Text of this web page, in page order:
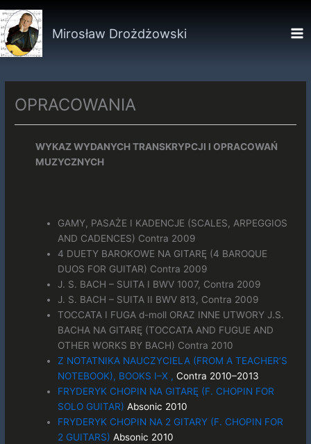
do
treści
Mirosław Drożdżowski
OPRACOWANIA
WYKAZ WYDANYCH TRANSKRYPCJI I OPRACOWAŃ
MUZYCZNYCH
GAMY, PASAŻE I KADENCJE (SCALES, ARPEGGIOS
AND CADENCES) Contra 2009
4 DUETY BAROKOWE NA GITARĘ (4 BAROQUE
DUOS FOR GUITAR) Contra 2009
J. S. BACH – SUITA I BWV 1007, Contra 2009
J. S. BACH – SUITA II BWV 813, Contra 2009
TOCCATA I FUGA d-moll ORAZ INNE UTWORY J.S.
BACHA NA GITARĘ (TOCCATA AND FUGUE AND
OTHER WORKS BY BACH) Contra 2010
Z NOTATNIKA NAUCZYCIELA (FROM A TEACHER’S
NOTEBOOK), BOOKS I–X , Contra 2010–2013
FRYDERYK CHOPIN NA GITARĘ (F. CHOPIN FOR
SOLO GUITAR) Absonic 2010
FRYDERYK CHOPIN NA 2 GITARY (F. CHOPIN FOR
2 GUITARS) Absonic 2010